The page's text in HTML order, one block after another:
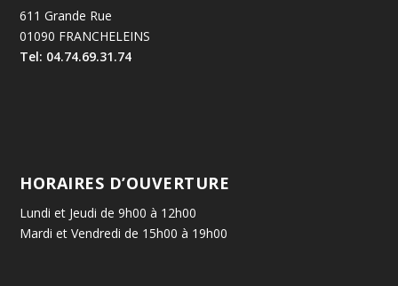
611 Grande Rue
01090 FRANCHELEINS
Tel: 04.74.69.31.74
HORAIRES D’OUVERTURE
Lundi et Jeudi de 9h00 à 12h00
Mardi et Vendredi de 15h00 à 19h00